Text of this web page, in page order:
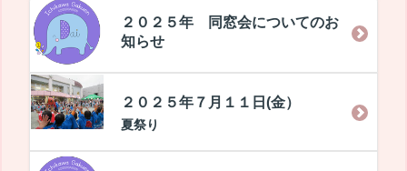
２０２５年 同窓会についてのお
知らせ
２０２５年７月１１日(金）
夏祭り